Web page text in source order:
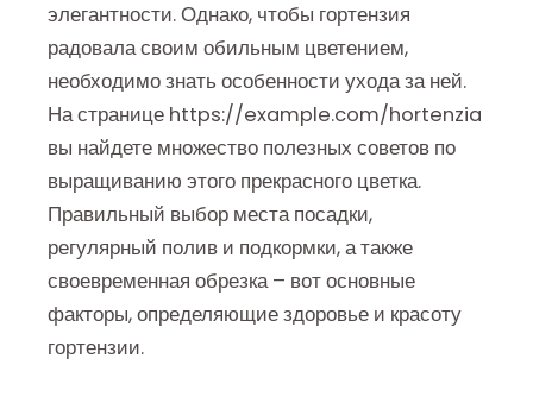
элегантности. Однако, чтобы гортензия
радовала своим обильным цветением,
необходимо знать особенности ухода за ней.
На странице https://example.com/hortenzia
вы найдете множество полезных советов по
выращиванию этого прекрасного цветка.
Правильный выбор места посадки,
регулярный полив и подкормки, а также
своевременная обрезка – вот основные
факторы, определяющие здоровье и красоту
гортензии.